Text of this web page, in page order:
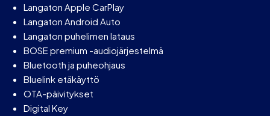
Langaton Apple CarPlay
Langaton Android Auto
Langaton puhelimen lataus
BOSE premium -audiojärjestelmä
Bluetooth ja puheohjaus
Bluelink etäkäyttö
OTA-päivitykset
Digital Key